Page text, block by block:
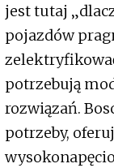
jest tutaj
pojazdów
potrzebują
rozwiązań.
potrzeby,